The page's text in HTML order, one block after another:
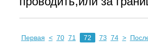
Первая < 70 71 72 73 74 >